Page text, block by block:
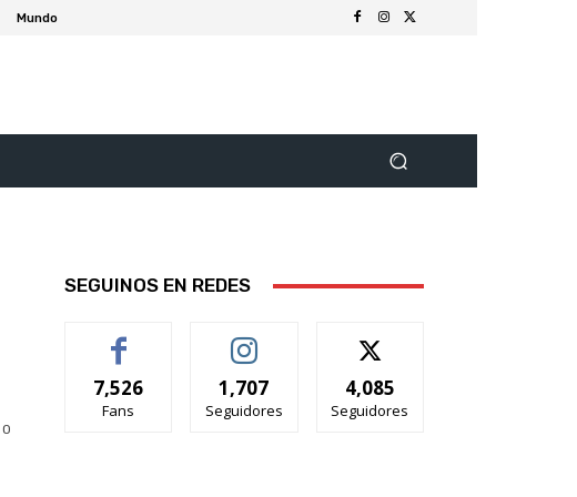
Mundo
0
SEGUINOS EN REDES
7,526
Fans
1,707
Seguidores
4,085
Seguidores